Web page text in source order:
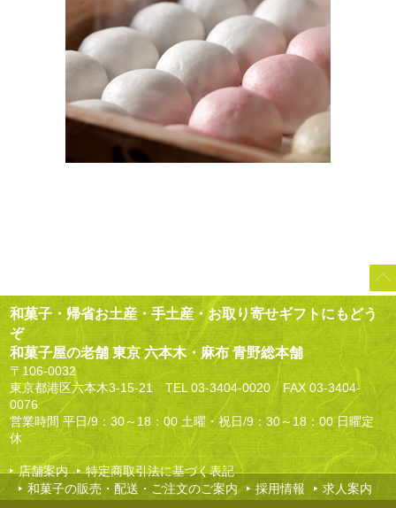
和菓子・帰省お土産・手土産・お取り寄せギフトにもどう
ぞ
和菓子屋の老舗 東京 六本木・麻布 青野総本舗
〒106-0032
東京都港区六本木3-15-21 TEL03-3404-0020 FAX 03-3404-
0076
営業時間 平日/9：30～18：00 土曜・祝日/9：30～18：00 日曜定
休
店舗案内
特定商取引法に基づく表記
和菓子の販売・配送・ご注文のご案内
採用情報 求人案内